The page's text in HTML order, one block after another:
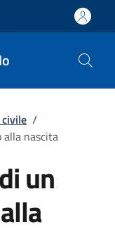
/
alla nascita
un